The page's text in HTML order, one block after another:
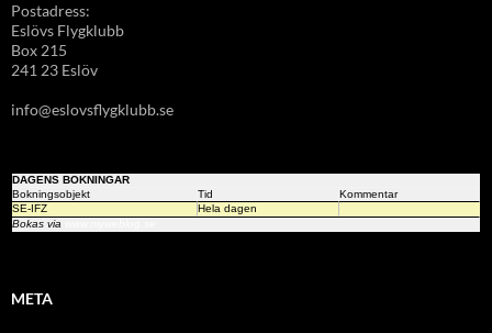
Postadress:
Eslövs Flygklubb
Box 215
241 23 Eslöv
info@eslovsflygklubb.se
DAGENS BOKNINGAR
Bokningsobjekt
Tid
Kommentar
SE-IFZ
Hela dagen
Bokas via
META